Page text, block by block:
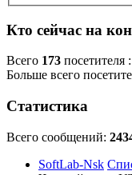
Кто сейчас на
Всего 173 посетителя
Больше всего
Статистика
Всего сообщений:
SoftLab-Nsk